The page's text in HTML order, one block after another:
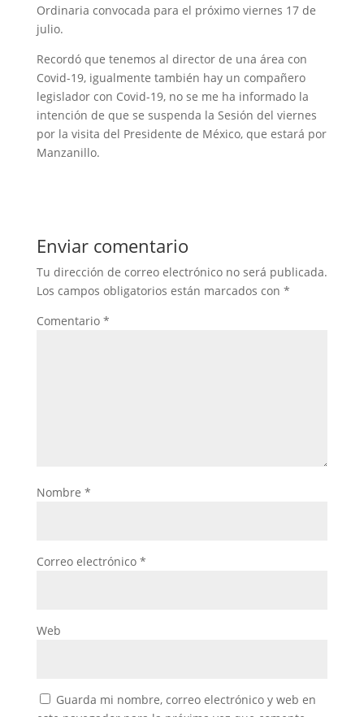
Ordinaria convocada para el próximo viernes 17 de
julio.
Recordó que tenemos al director de una área con
Covid-19, igualmente también hay un compañero
legislador con Covid-19, no se me ha informado la
intención de que se suspenda la Sesión del viernes
por la visita del Presidente de México, que estará por
Manzanillo.
Enviar comentario
Tu dirección de correo electrónico no será publicada.
Los campos obligatorios están marcados con *
Comentario *
Nombre *
Correo electrónico *
Web
Guarda mi nombre, correo electrónico y web en